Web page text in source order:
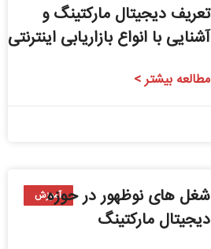
تعریف دیجیتال مارکتینگ و
آشنایی با انواع بازاریابی اینترنتی
مطالعه بیشتر >
آموزششغل های نوظهور در حوزه
دیجیتال مارکتینگ